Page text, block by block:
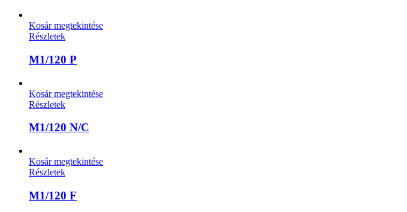
Kosár megtekintése
Részletek
M1/120 P
Kosár megtekintése
Részletek
M1/120 N/C
Kosár megtekintése
Részletek
M1/120 F